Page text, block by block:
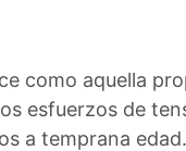
como aquella
esfuerzos de
a temprana edad.